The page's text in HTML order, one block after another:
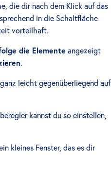
die dir nach dem Klick auf das
in die Schaltfläche
vorteilhaft.
die Elemente angezeigt
.
leicht gegenüberliegend auf
kannst du so einstellen,
kleines Fenster, das es dir